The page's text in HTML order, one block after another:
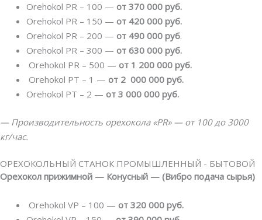
Orehokol PR – 100 — от 370 000 руб.
Orehokol PR – 150 — от 420 000 руб.
Orehokol PR – 200 — от 490 000 руб.
Orehokol PR – 300 — от 630 000 руб.
Orehokol PR – 500 — от 1 200 000 руб.
Orehokol PT – 1 — от 2 000 000 руб.
Orehokol PT – 2 — от 3 000 000 руб.
— Производительность орехокола «PR» — от 100 до 3000
кг/час.
ОРЕХОКОЛЬНЫЙ СТАНОК ПРОМЫШЛЕННЫЙ - БЫТОВОЙ
Орехокол прижимной — Конусный — (Вибро подача сырья)
Orehokol VP – 100 — от 320 000 руб.